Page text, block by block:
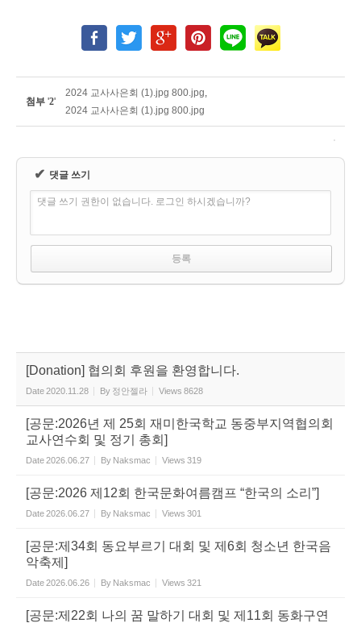
첨부 '2'
2024 교사사은회 (1).jpg 800.jpg,
2024 교사사은회 (1).jpg 800.jpg
✔ 댓글 쓰기
댓글 쓰기 권한이 없습니다. 로그인 하시겠습니까?
[Donation] 협의회 후원을 환영합니다.
Date2020.11.28 By 정안젤라 Views 8628
[공문:2026년 제 25회 재미한국학교 동중부지역협의회
교사연수회 및 정기 총회]
Date2026.06.27 By Naksmac Views 319
[공문:2026 제12회 한국문화여름캠프 “한국의 소리”]
Date2026.06.27 By Naksmac Views 301
[공문:제34회 동요부르기 대회 및 제6회 청소년 한국음
악축제]
Date2026.06.26 By Naksmac Views 321
[공문:제22회 나의 꿈 말하기 대회 및 제11회 동화구연